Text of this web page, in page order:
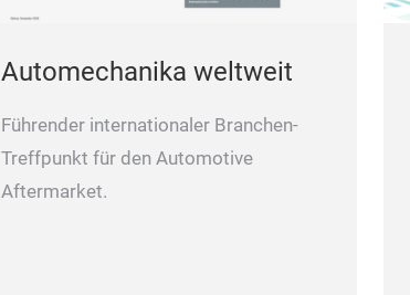
Automechanika weltweit
Führender internationaler Branchen-
Treffpunkt für den Automotive
Aftermarket.